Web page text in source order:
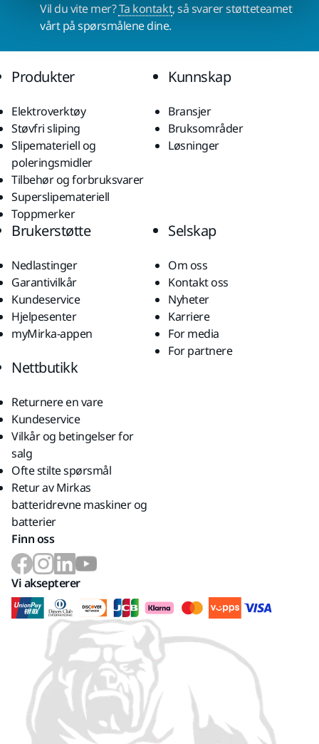
Vil du vite mer?Ta kontakt, så svarer støtteteamet
vårt på spørsmålene dine.
Produkter
Elektroverktøy
Støvfri sliping
Slipemateriell og
poleringsmidler
Tilbehør og forbruksvarer
Superslipemateriell
Toppmerker
Kunnskap
Bransjer
Bruksområder
Løsninger
Brukerstøtte
Nedlastinger
Garantivilkår
Kundeservice
Hjelpesenter
myMirka-appen
Selskap
Om oss
Kontakt oss
Nyheter
Karriere
For media
For partnere
Nettbutikk
Returnere en vare
Kundeservice
Vilkår og betingelser for
salg
Ofte stilte spørsmål
Retur av Mirkas
batteridrevne maskiner og
batterier
Finn oss
Vi aksepterer